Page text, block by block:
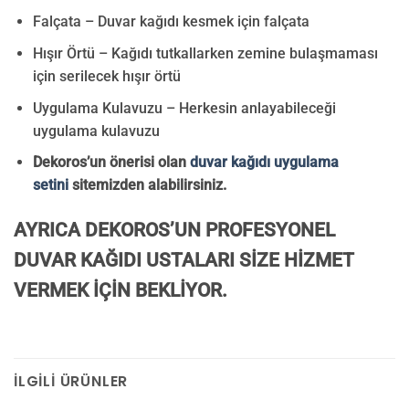
Falçata – Duvar kağıdı kesmek için falçata
Hışır Örtü – Kağıdı tutkallarken zemine bulaşmaması
için serilecek hışır örtü
Uygulama Kulavuzu – Herkesin anlayabileceği
uygulama kulavuzu
Dekoros’un önerisi olan duvar kağıdı uygulama
setinisitemizden alabilirsiniz.
AYRICA DEKOROS’UN PROFESYONEL
DUVAR KAĞIDI USTALARI SİZE HİZMET
VERMEK İÇİN BEKLİYOR.
İLGILI ÜRÜNLER